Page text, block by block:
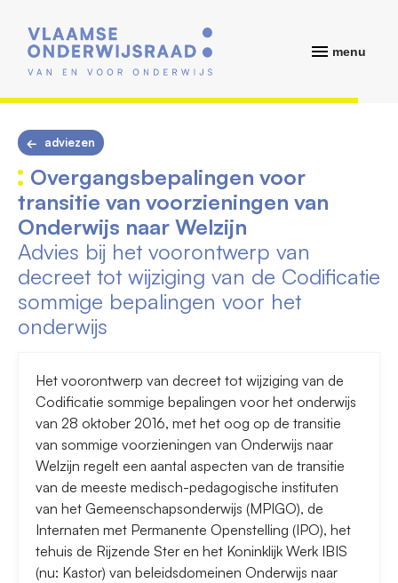
menu
adviezen
Overgangsbepalingen voor
transitie van voorzieningen van
Onderwijs naar Welzijn
Advies bij het voorontwerp van
decreet tot wijziging van de Codificatie
sommige bepalingen voor het
onderwijs
Het voorontwerp van decreet tot wijziging van de
Codificatie sommige bepalingen voor het onderwijs
van 28 oktober 2016, met het oog op de transitie
van sommige voorzieningen van Onderwijs naar
Welzijn regelt een aantal aspecten van de transitie
van de meeste medisch-pedagogische instituten
van het Gemeenschapsonderwijs (MPIGO), de
Internaten met Permanente Openstelling (IPO), het
tehuis de Rijzende Ster en het Koninklijk Werk IBIS
(nu: Kastor) van beleidsdomeinen Onderwijs naar